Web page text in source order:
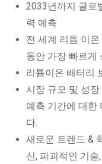
2033년까지 글로
력 예측
전 세계 리튬 이
동안 가장 빠르게
리튬이온 배터리
시장 규모 및 성
예측 기간에 대한
다.
새로운 트렌드 &
신, 파괴적인 기